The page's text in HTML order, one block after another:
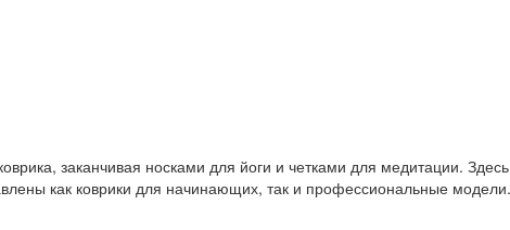
заканчивая носками для йоги и четками для медитации.
как коврики для начинающих, так и профессиональные